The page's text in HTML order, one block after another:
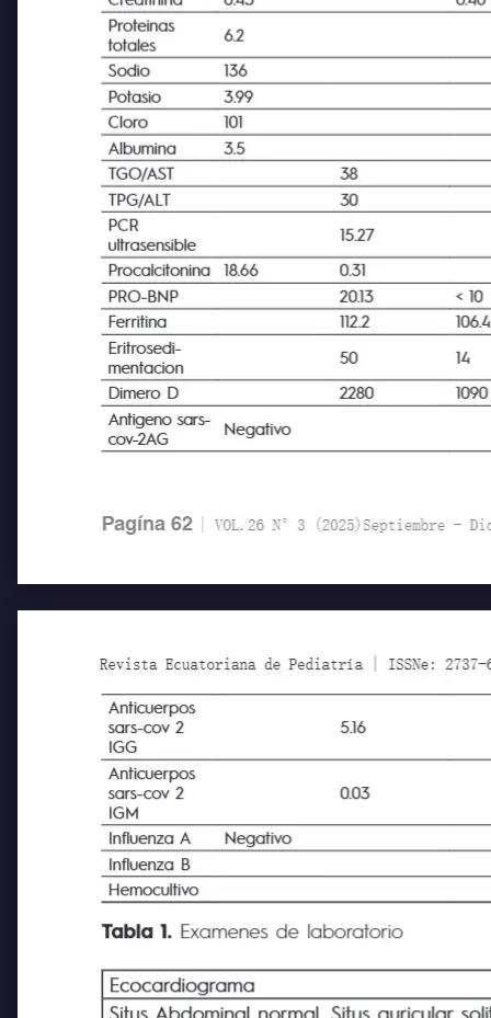
Pagína 62 | VOL.26 N°3 (2025)Septiembre -
Creatinina
0.43
0.40
Proteinas
totales
Sodio
136
Potasio
3.99
Cloro
101
Albumina
3.5
TGO/AST
38
TPG/ALT
30
PCR
ultrasensible
Procalcitonina
18.66
0.31
PRO-BNP
20.13
< 10
Ferritina
112.2
Eritrosedi-
mentacion
Dimero D
2280
1090
Antigeno sars-
cov-2AG
Negativo
Anticuerpos
sars-cov 2
IGG
Anticuerpos
sars-cov 2
IGM
Influenza A
Negativo
Influenza B
Hemocultivo
Ecocardiograma